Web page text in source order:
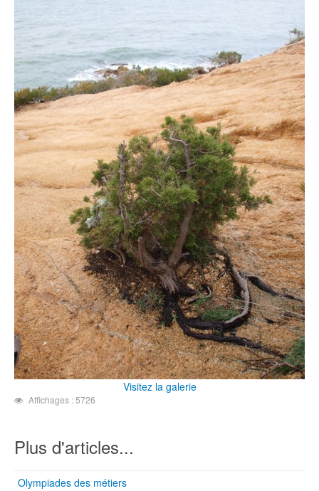
Visitez la galerie
Affichages : 5726
Plus d'articles...
Olympiades des métiers